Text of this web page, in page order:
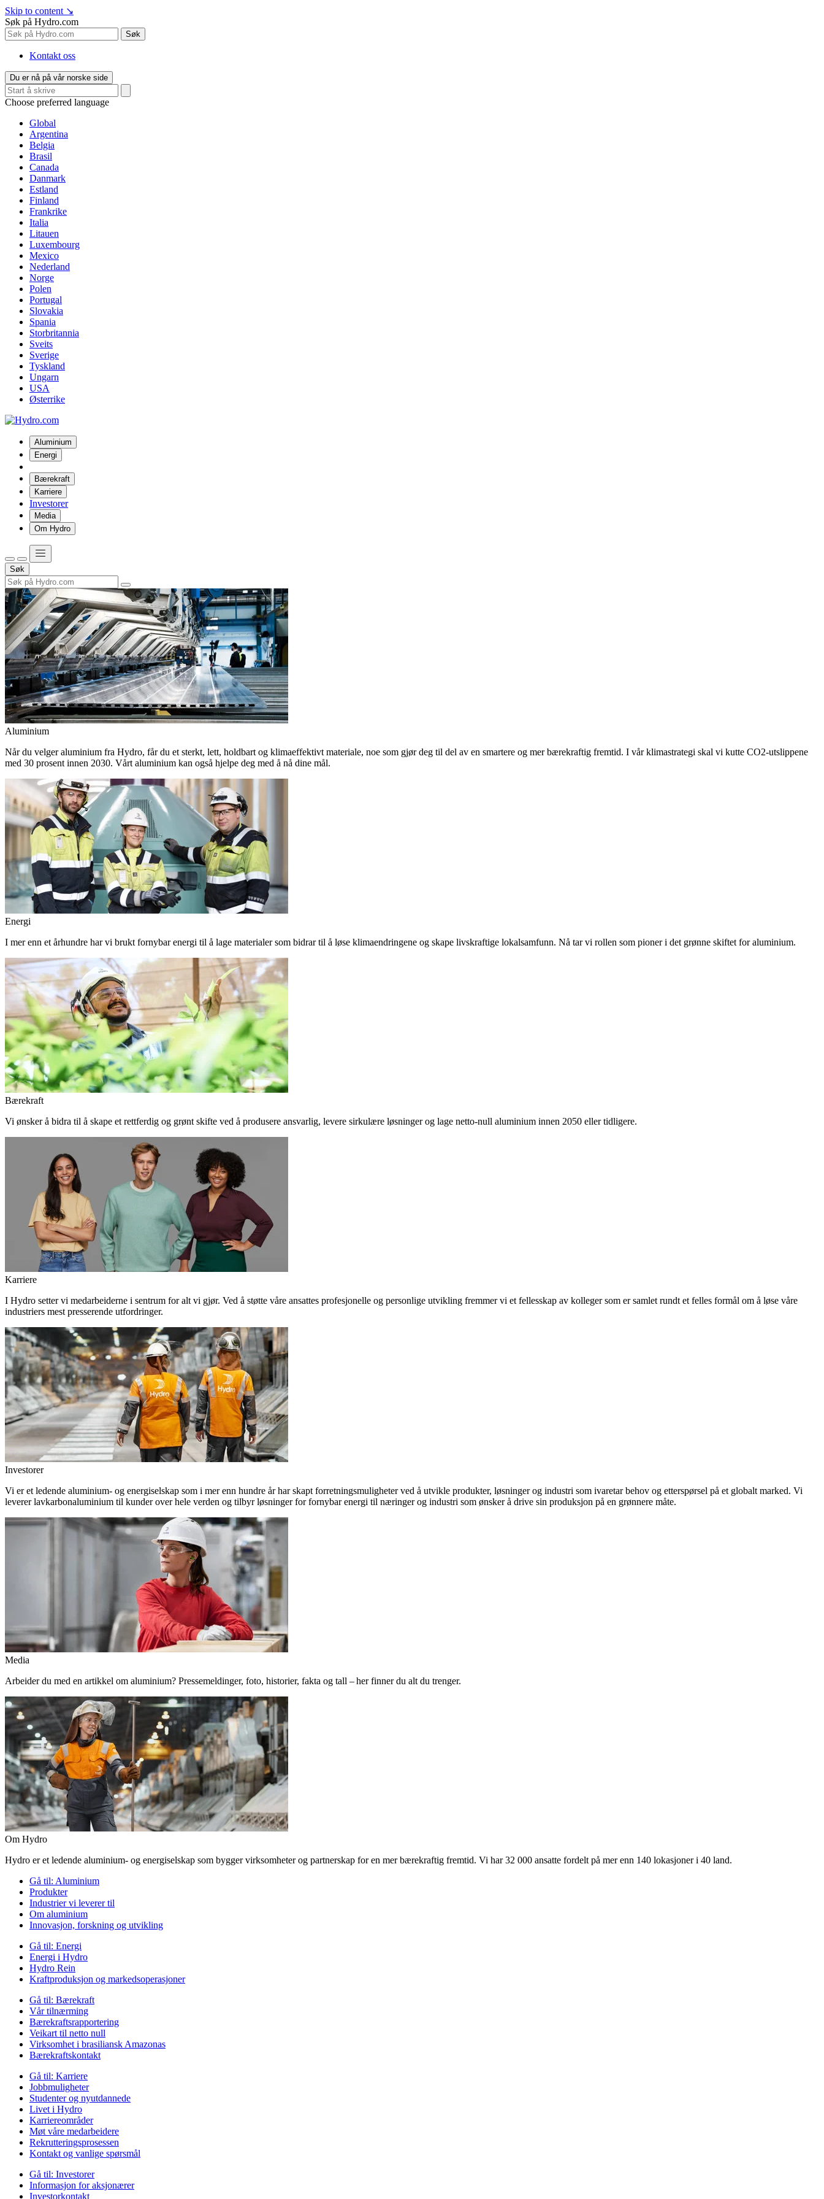
Skip to content ↘
Søk på Hydro.com
Søk
Kontakt oss
Du er nå på vår norske side
Choose preferred language
Global
Argentina
Belgia
Brasil
Canada
Danmark
Estland
Finland
Frankrike
Italia
Litauen
Luxembourg
Mexico
Nederland
Norge
Polen
Portugal
Slovakia
Spania
Storbritannia
Sveits
Sverige
Tyskland
Ungarn
USA
Østerrike
Aluminium
Energi
Bærekraft
Karriere
Investorer
Media
Om Hydro
Søk
Aluminium
Når du velger aluminium fra Hydro, får du et sterkt, lett, holdbart og klimaeffektivt materiale, noe som gjør deg til del av en smartere og mer bærekraftig fremtid. I vår klimastrategi skal vi kutte CO2-utslippene
med 30 prosent innen 2030. Vårt aluminium kan også hjelpe deg med å nå dine mål.
Energi
I mer enn et århundre har vi brukt fornybar energi til å lage materialer som bidrar til å løse klimaendringene og skape livskraftige lokalsamfunn. Nå tar vi rollen som pioner i det grønne skiftet for aluminium.
Bærekraft
Vi ønsker å bidra til å skape et rettferdig og grønt skifte ved å produsere ansvarlig, levere sirkulære løsninger og lage netto-null aluminium innen 2050 eller tidligere.
Karriere
I Hydro setter vi medarbeiderne i sentrum for alt vi gjør. Ved å støtte våre ansattes profesjonelle og personlige utvikling fremmer vi et fellesskap av kolleger som er samlet rundt et felles formål om å løse våre
industriers mest presserende utfordringer.
Investorer
Vi er et ledende aluminium- og energiselskap som i mer enn hundre år har skapt forretningsmuligheter ved å utvikle produkter, løsninger og industri som ivaretar behov og etterspørsel på et globalt marked. Vi
leverer lavkarbonaluminium til kunder over hele verden og tilbyr løsninger for fornybar energi til næringer og industri som ønsker å drive sin produksjon på en grønnere måte.
Media
Arbeider du med en artikkel om aluminium? Pressemeldinger, foto, historier, fakta og tall – her finner du alt du trenger.
Om Hydro
Hydro er et ledende aluminium- og energiselskap som bygger virksomheter og partnerskap for en mer bærekraftig fremtid. Vi har 32 000 ansatte fordelt på mer enn 140 lokasjoner i 40 land.
Gå til: Aluminium
Produkter
Industrier vi leverer til
Om aluminium
Innovasjon, forskning og utvikling
Gå til: Energi
Energi i Hydro
Hydro Rein
Kraftproduksjon og markedsoperasjoner
Gå til: Bærekraft
Vår tilnærming
Bærekraftsrapportering
Veikart til netto null
Virksomhet i brasiliansk Amazonas
Bærekraftskontakt
Gå til: Karriere
Jobbmuligheter
Studenter og nyutdannede
Livet i Hydro
Karriereområder
Møt våre medarbeidere
Rekrutteringsprosessen
Kontakt og vanlige spørsmål
Gå til: Investorer
Informasjon for aksjonærer
Investorkontakt